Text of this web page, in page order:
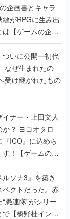
企画書とキャラ
がRPGに生み出
は【ゲームの企画
ついに公開━初代
なぜ生まれたの
受け継がれたもの
ナー・上田文人
か？ ヨコオタロ
ICO』に込めら
！【ゲームの企
ルソナ3』を築き
ペクトだった。赤
愚連隊”がシリー
で【橋野桂インタ